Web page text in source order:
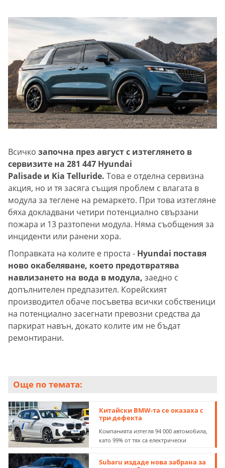
Всичко започна през август с изтеглянето в
сервизите на 281 447 Hyundai
Palisade и Kia Telluride. Това е отделна сервизна
акция, но и тя засяга същия проблем с влагата в
модула за теглене на ремаркето. При това изтегляне
бяха докладвани четири потенциално свързани
пожара и 13 разтопени модула. Няма съобщения за
инциденти или ранени хора.
Поправката на колите е проста - Hyundai поставя
ново окабеляване, което предотвратява
навлизането на вода в модула, заедно с
допълнителен предпазител. Корейският
производител обаче посъветва всички собственици
на потенциално засегнати превозни средства да
паркират навън, докато колите им не бъдат
ремонтирани.
Още по темата:
Китайски BMW-та се оказаха с
три дефекта
Компанията изтегля 94 000 автомобила,
като 99% от тях са електрически
Subaru издаде нова забрана за